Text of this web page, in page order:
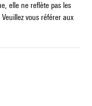
elle ne reflète pas les
vous référer aux